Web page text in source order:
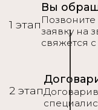
1 этап
Вы
Позвоните
заявку на
свяжется
2 этап